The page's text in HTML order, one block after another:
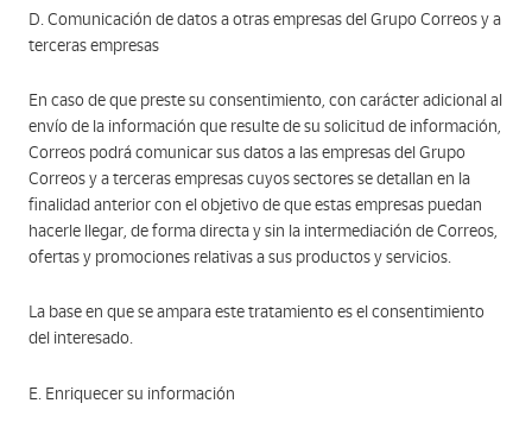
D. Comunicación de datos a otras empresas del Grupo Correos y a
terceras empresas
En caso de que preste su consentimiento, con carácter adicional al
envío de la información que resulte de su solicitud de información,
Correos podrá comunicar sus datos a las empresas del Grupo
Correos y a terceras empresas cuyos sectores se detallan en la
finalidad anterior con el objetivo de que estas empresas puedan
hacerle llegar, de forma directa y sin la intermediación de Correos,
ofertas y promociones relativas a sus productos y servicios.
La base en que se ampara este tratamiento es el consentimiento
del interesado.
E. Enriquecer su información